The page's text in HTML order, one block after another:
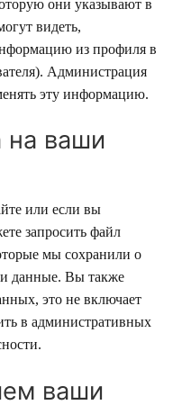
они указывают в
видеть,
из профиля в
Администрация
эту информацию.
на ваши
или если вы
запросить файл
мы сохранили о
данные. Вы также
это не включает
в административных
ваши